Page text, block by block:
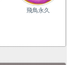
飛鳥永久